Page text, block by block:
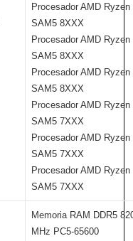
Procesador AMD Ryzen
SAM5 8XXX
Procesador AMD Ryzen
SAM5 8XXX
Procesador AMD Ryzen
SAM5 8XXX
Procesador AMD Ryzen
SAM5 7XXX
Procesador AMD Ryzen
SAM5 7XXX
Procesador AMD Ryzen
SAM5 7XXX
Memoria RAM DDR5
MHz PC5-65600